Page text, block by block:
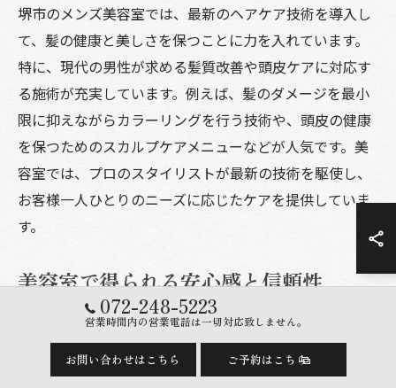
堺市のメンズ美容室では、最新のヘアケア技術を導入し
て、髪の健康と美しさを保つことに力を入れています。
特に、現代の男性が求める髪質改善や頭皮ケアに対応す
る施術が充実しています。例えば、髪のダメージを最小
限に抑えながらカラーリングを行う技術や、頭皮の健康
を保つためのスカルプケアメニューなどが人気です。美
容室では、プロのスタイリストが最新の技術を駆使し、
お客様一人ひとりのニーズに応じたケアを提供していま
す。
美容室で得られる安心感と信頼性
堺市のメンズ美容室は、安心感と信頼性を提供すること
を使命としています。初めての方でも安心して利用でき
るよう、丁寧なカウンセリングと親しみやすい対応が特
072-248-5223
営業時間内の営業電話は一切対応致しません。
お問い合わせはこちら ご予約はこちら